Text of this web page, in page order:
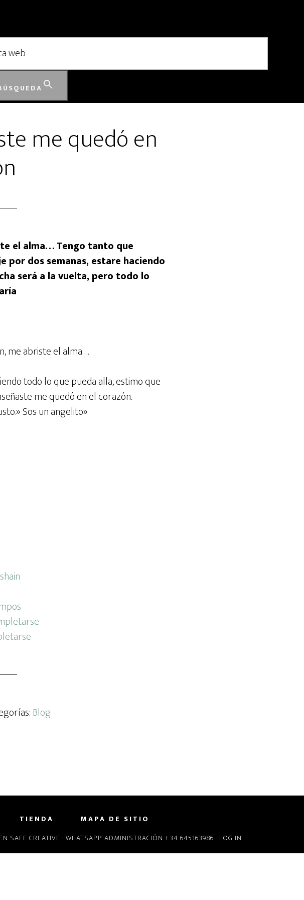
me quedó en
el alma… Tengo tanto que
por dos semanas, estare haciendo
será a la vuelta, pero todo lo
me abriste el alma….
todo lo que pueda alla, estimo que
me quedó en el corazón.
Sos un angelito»
Blog
TIENDA
MAPA DE SITIO
SAFE CREATIVE · WHATSAPP ADMINISTRACIÓN +34 645163986 · LOG IN